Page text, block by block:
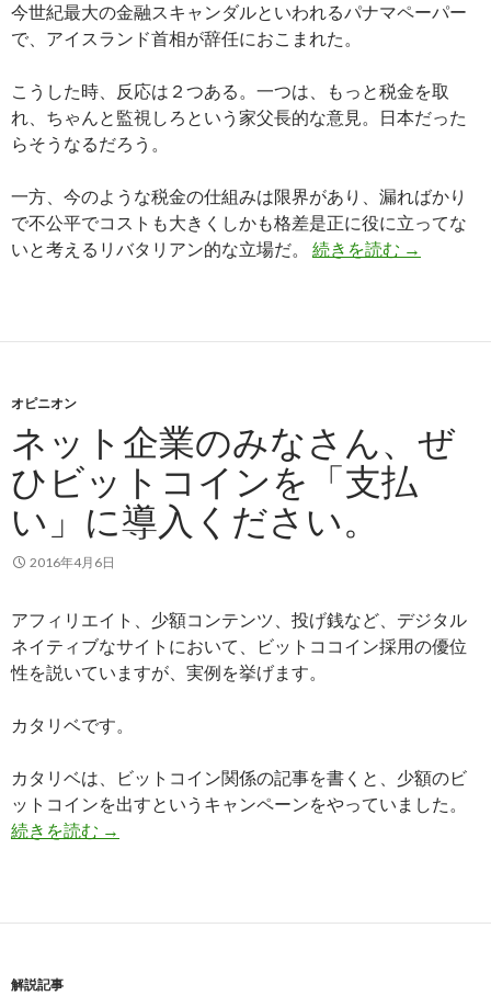
今世紀最大の金融スキャンダルといわれるパナマペーパー
で、アイスランド首相が辞任におこまれた。
こうした時、反応は２つある。一つは、もっと税金を取
れ、ちゃんと監視しろという家父長的な意見。日本だった
らそうなるだろう。
一方、今のような税金の仕組みは限界があり、漏ればかり
で不公平でコストも大きくしかも格差是正に役に立ってな
いと考えるリバタリアン的な立場だ。 続きを読む 法人税、
→
オピニオン
ネット企業のみなさん、ぜ
ひビットコインを「支払
い」に導入ください。
2016年4月6日
アフィリエイト、少額コンテンツ、投げ銭など、デジタル
ネイティブなサイトにおいて、ビットココイン採用の優位
性を説いていますが、実例を挙げます。
カタリベです。
カタリベは、ビットコイン関係の記事を書くと、少額のビ
ットコインを出すというキャンペーンをやっていました。
続きを読む ネット企業のみなさん、ぜひビットコインを「
→
解説記事